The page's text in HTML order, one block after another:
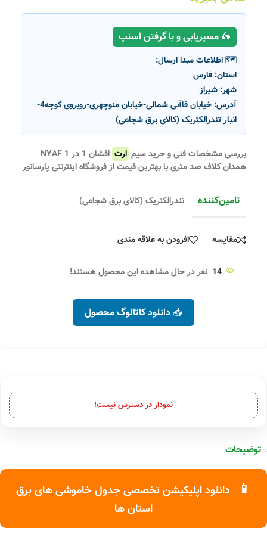
🛵 مسیریابی و یا گرفتن اسنپ
🗺️ اطلاعات مبدا ارسال:
استان: فارس
شهر: شیراز
آدرس:
خیابان قاآنی شمالی-خیابان منوچهری-روبروی کوچه4-
انبار تندرالکتریک (کالای برق شجاعی)
بررسی مشخصات فنی و خرید سیم ارت
افشان 1 در 1 NYAF
همدان کلاف صد متری با بهترین قیمت از فروشگاه اینترنتی پارسانور
تامین‌کننده تندرالکتریک (کالای برق شجاعی)
مقایسه افزودن به علاقه مندی
14 نفر در حال مشاهده این محصول هستند!
📥 دانلود کاتالوگ محصول
نمودار در دسترس نیست!
توضیحات
📱
دانلود اپلیکیشن تخصصی جدول خاموشی های برق
استان ها